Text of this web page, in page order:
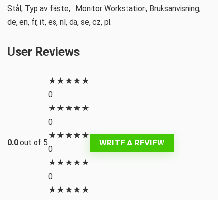
Stål, Typ av fäste, : Monitor Workstation, Bruksanvisning, :
de, en, fr, it, es, nl, da, se, cz, pl.
User Reviews
0.0 out of 5
★ ★ ★ ★ ★
0
★ ★ ★ ★ ★
0
★ ★ ★ ★ ★
0
★ ★ ★ ★ ★
0
★ ★ ★ ★ ★
WRITE A REVIEW